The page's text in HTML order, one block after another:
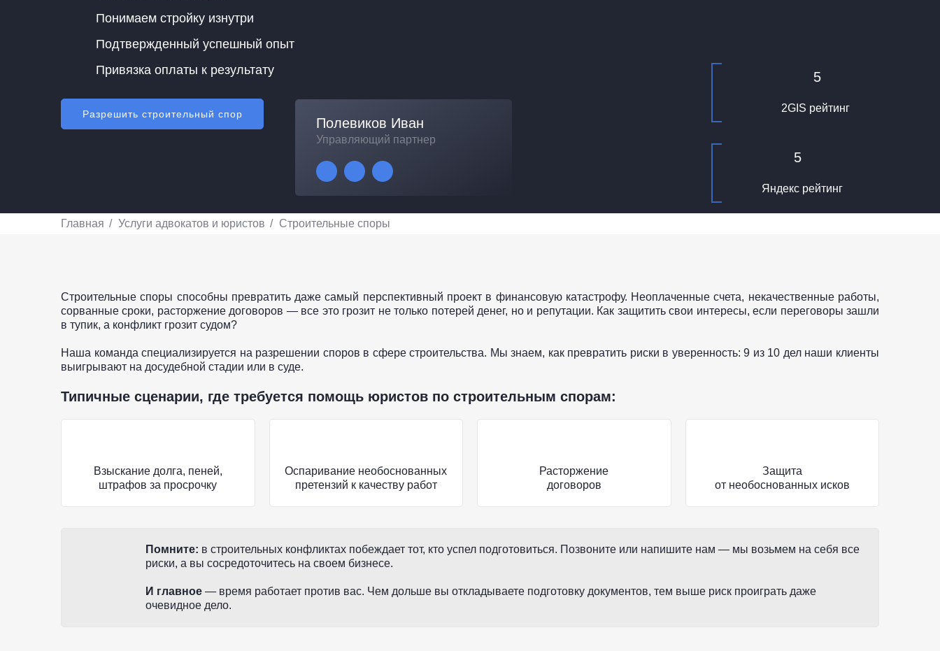
Понимаем стройку изнутри
Подтвержденный успешный опыт
Привязка оплаты к результату
Разрешить строительный спор
5
2GIS рейтинг
5
Яндекс рейтинг
Полевиков Иван
Управляющий партнер
Главная Услуги адвокатов и юристов Строительные споры
Строительные споры способны превратить даже самый перспективный проект в финансовую катастрофу. Неоплаченные счета, некачественные работы,
сорванные сроки, расторжение договоров — все это грозит не только потерей денег, но и репутации. Как защитить свои интересы, если переговоры зашли
в тупик, а конфликт грозит судом?
Наша команда специализируется на разрешении споров в сфере строительства. Мы знаем, как превратить риски в уверенность: 9 из 10 дел наши клиенты
выигрывают на досудебной стадии или в суде.
Типичные сценарии, где требуется помощь юристов по строительным спорам:
Взыскание долга, пеней,
штрафов за просрочку
Оспаривание необоснованных
претензий к качеству работ
Расторжение
договоров
Защита
от необоснованных исков
Помните: в строительных конфликтах побеждает тот, кто успел подготовиться. Позвоните или напишите нам — мы возьмем на себя все
риски, а вы сосредоточитесь на своем бизнесе.
И главное — время работает против вас. Чем дольше вы откладываете подготовку документов, тем выше риск проиграть даже
очевидное дело.